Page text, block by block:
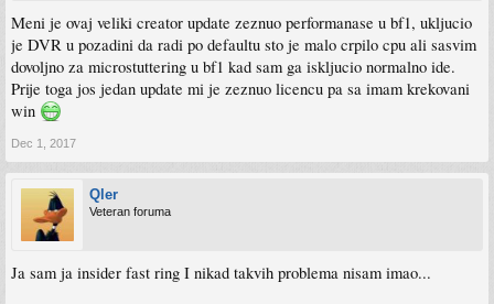
Meni je ovaj veliki creator update zeznuo performanase u bf1, ukljucio
je DVR u pozadini da radi po defaultu sto je malo crpilo cpu ali sasvim
dovoljno za microstuttering u bf1 kad sam ga iskljucio normalno ide.
Prije toga jos jedan update mi je zeznuo licencu pa sa imam krekovani
win
Dec 1, 2017
Qler
Veteran foruma
Ja sam ja insider fast ring I nikad takvih problema nisam imao...